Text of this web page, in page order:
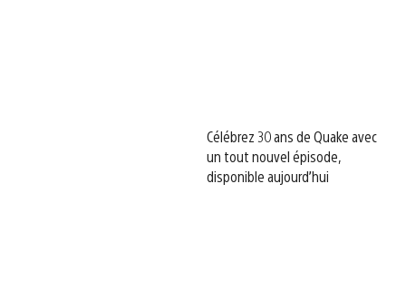
Célébrez 30 ans de Quake avec
un tout nouvel épisode,
disponible aujourd’hui